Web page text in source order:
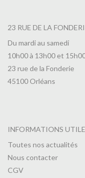
23 RUE DE LA
Du mardi au samedi
10h00 à 13h00 et
23 rue de la Fonderie
45100 Orléans
INFORMATIONS
Toutes nos actualités
Nous contacter
CGV